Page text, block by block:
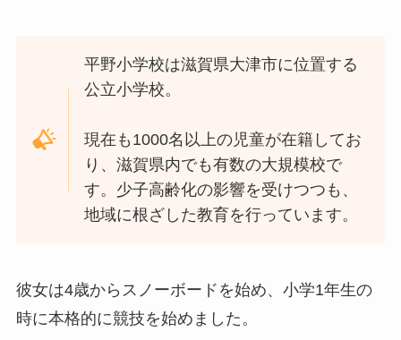
平野小学校は滋賀県大津市に位置する
公立小学校。
現在も1000名以上の児童が在籍してお
り、滋賀県内でも有数の大規模校で
す。少子高齢化の影響を受けつつも、
地域に根ざした教育を行っています。
彼女は4歳からスノーボードを始め、小学1年生の
時に本格的に競技を始めました。